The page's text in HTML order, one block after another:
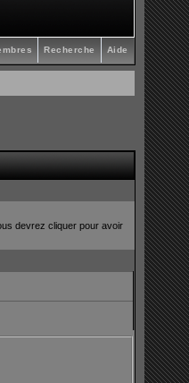
Aide
Recherche
devrez cliquer pour avoir